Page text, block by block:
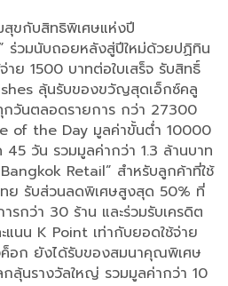
สุขกับสิทธิพิเศษแห่งปี
ร่วมนับถอยหลังสู่ปีใหม่ด้วยปฏิทิน
ย 1500 บาทต่อใบเสร็จ รับสิทธิ์
ลุ้นรับของขวัญสุดเอ็กซ์คลู
กวันตลอดรายการ กว่า 27300
of the Day มูลค่าขั้นต่ำ 10000
45 วัน รวมมูลค่ากว่า 1.3 ล้านบาท
Retail” สำหรับลูกค้าที่ใช้
ย รับส่วนลดพิเศษสูงสุด 50% ที่
รกว่า 30 ร้าน และร่วมรับเครดิต
แนน K Point เท่ากับยอดใช้จ่าย
อก ยังได้รับของสมนาคุณพิเศษ
ลุ้นรางวัลใหญ่ รวมมูลค่ากว่า 10